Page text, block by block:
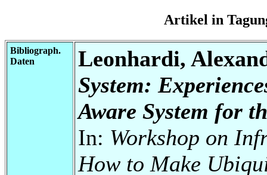
Artikel in
Bibliograph.
Daten
Leonhardi,
System:
Aware System for
In: Workshop on
How to Make